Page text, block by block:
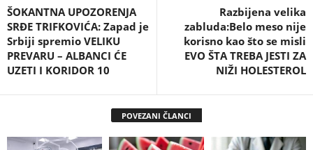
ŠOKANTNA UPOZORENJA
SRĐE TRIFKOVIĆA: Zapad je
Srbiji spremio VELIKU
PREVARU – ALBANCI ĆE
UZETI I KORIDOR 10
Razbijena velika
zabluda:Belo meso nije
korisno kao što se misli
EVO ŠTA TREBA JESTI ZA
NIŽI HOLESTEROL
POVEZANI ČLANCI